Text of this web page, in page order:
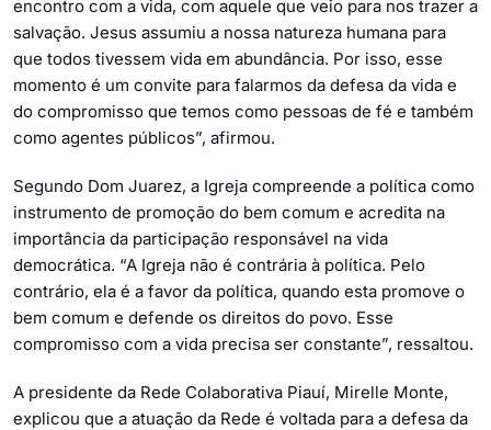
encontro com a vida, com aquele que veio para nos trazer a
salvação. Jesus assumiu a nossa natureza humana para
que todos tivessem vida em abundância. Por isso, esse
momento é um convite para falarmos da defesa da vida e
do compromisso que temos como pessoas de fé e também
como agentes públicos”, afirmou.
Segundo Dom Juarez, a Igreja compreende a política como
instrumento de promoção do bem comum e acredita na
importância da participação responsável na vida
democrática. “A Igreja não é contrária à política. Pelo
contrário, ela é a favor da política, quando esta promove o
bem comum e defende os direitos do povo. Esse
compromisso com a vida precisa ser constante”, ressaltou.
A presidente da Rede Colaborativa Piauí, Mirelle Monte,
explicou que a atuação da Rede é voltada para a defesa da